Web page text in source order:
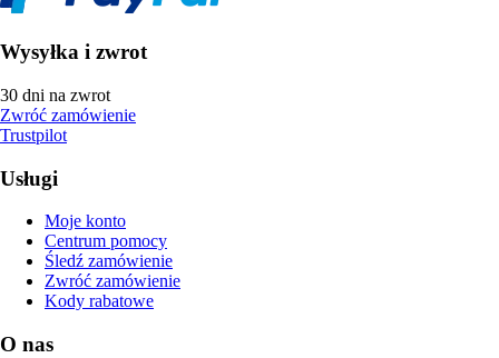
Wysyłka i zwrot
30 dni na zwrot
Zwróć zamówienie
Trustpilot
Usługi
Moje konto
Centrum pomocy
Śledź zamówienie
Zwróć zamówienie
Kody rabatowe
O nas